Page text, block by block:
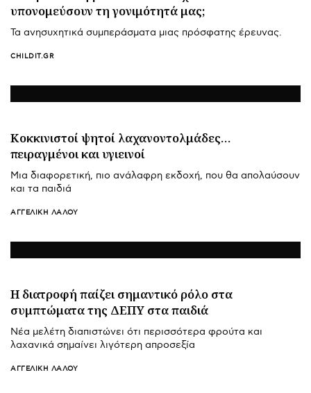
υπονομεύσουν τη γονιμότητά μας;
Τα ανησυχητικά συμπεράσματα μιας πρόσφατης έρευνας.
CHILDIT.GR
Κοκκινιστοί ψητοί λαχανοντολμάδες…
πειραγμένοι και υγιεινοί
Μια διαφορετική, πιο ανάλαφρη εκδοχή, που θα απολαύσουν
και τα παιδιά
ΑΓΓΕΛΙΚΉ ΛΆΛΟΥ
Η διατροφή παίζει σημαντικό ρόλο στα
συμπτώματα της ΔΕΠΥ στα παιδιά
Νέα μελέτη διαπιστώνει ότι περισσότερα φρούτα και
λαχανικά σημαίνει λιγότερη απροσεξία
ΑΓΓΕΛΙΚΉ ΛΆΛΟΥ